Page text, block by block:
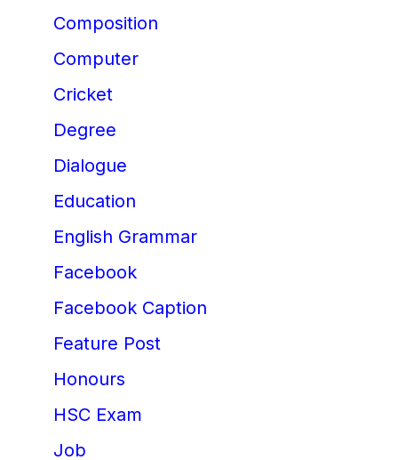
Composition
Computer
Cricket
Degree
Dialogue
Education
English Grammar
Facebook
Facebook Caption
Feature Post
Honours
HSC Exam
Job